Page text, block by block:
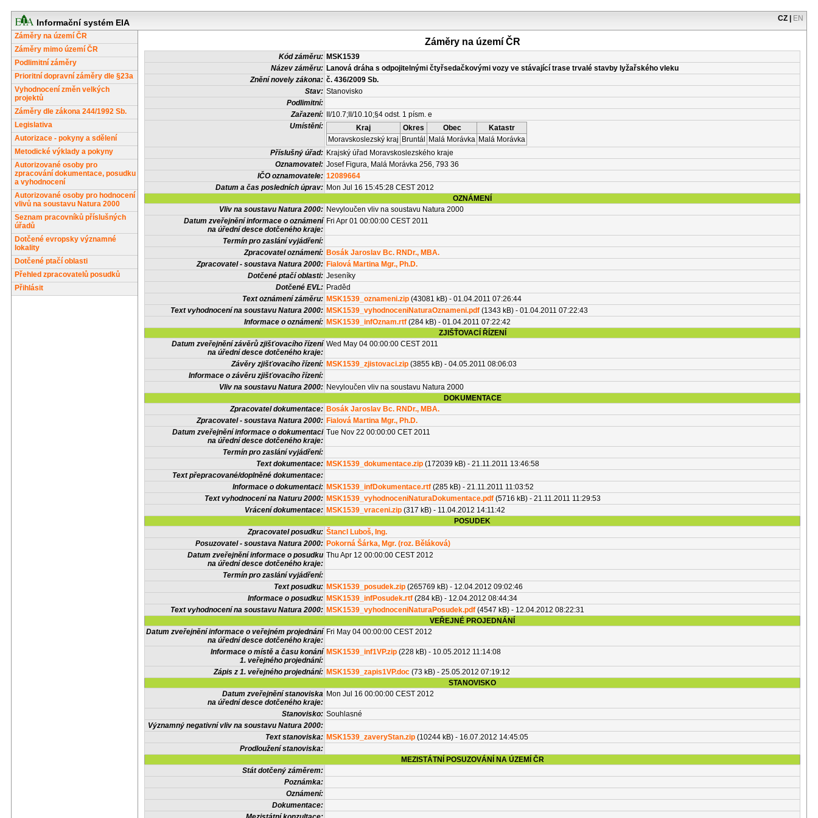
Informační systém EIA CZ EN
Záměry na území ČR
Záměry mimo území ČR
Podlimitní záměry
Prioritní dopravní záměry dle §23a
Vyhodnocení změn velkých
projektů
Záměry dle zákona 244/1992 Sb.
Legislativa
Autorizace - pokyny a sdělení
Metodické výklady a pokyny
Autorizované osoby pro
zpracování dokumentace, posudku
a vyhodnocení
Autorizované osoby pro hodnocení
vlivů na soustavu Natura 2000
Seznam pracovníků příslušných
úřadů
Dotčené evropsky významné
lokality
Dotčené ptačí oblasti
Přehled zpracovatelů posudků
Přihlásit
Záměry na území ČR
Kód záměru: MSK1539
Název záměru: Lanová dráha s odpojitelnými čtyřsedačkovými vozy ve stávající trase trvalé stavby lyžařského vleku
Znění novely zákona: č. 436/2009 Sb.
Stav: Stanovisko
Podlimitní:
Zařazení:
II/10.7;II/10.10;§4 odst. 1 písm. e
Umístění:
Kraj Okres Obec
Katastr
Moravskoslezský kraj Bruntál Malá Morávka Malá Morávka
Příslušný úřad: Krajský úřad Moravskoslezského kraje
Oznamovatel: Josef Figura, Malá Morávka 256, 793 36
IČO oznamovatele: 12089664
Datum a čas posledních úprav: Mon Jul 16 15:45:28 CEST 2012
OZNÁMENÍ
Vliv na soustavu Natura 2000: Nevyloučen vliv na soustavu Natura 2000
Datum zveřejnění informace o oznámení
na úřední desce dotčeného kraje:
Fri Apr 01 00:00:00 CEST 2011
Termín pro zaslání vyjádření:
Zpracovatel oznámení: Bosák Jaroslav Bc. RNDr., MBA.
Zpracovatel - soustava Natura 2000: Fialová Martina Mgr., Ph.D.
Dotčené ptačí oblasti: Jeseníky
Dotčené EVL: Praděd
Text oznámení záměru: MSK1539_oznameni.zip (43081 kB) - 01.04.2011 07:26:44
Text vyhodnocení na soustavu Natura 2000: MSK1539_vyhodnoceniNaturaOznameni.pdf (1343 kB) - 01.04.2011 07:22:43
Informace o oznámení: MSK1539_infOznam.rtf (284 kB) - 01.04.2011 07:22:42
ZJIŠŤOVACÍ ŘÍZENÍ
Datum zveřejnění závěrů zjišťovacího řízení
na úřední desce dotčeného kraje:
Wed May 04 00:00:00 CEST 2011
Závěry zjišťovacího řízení: MSK1539_zjistovaci.zip (3855 kB) - 04.05.2011 08:06:03
Informace o závěru zjišťovacího řízení:
Vliv na soustavu Natura 2000: Nevyloučen vliv na soustavu Natura 2000
DOKUMENTACE
Zpracovatel dokumentace: Bosák Jaroslav Bc. RNDr., MBA.
Zpracovatel - soustava Natura 2000: Fialová Martina Mgr., Ph.D.
Datum zveřejnění informace o dokumentaci
na úřední desce dotčeného kraje:
Tue Nov 22 00:00:00 CET 2011
Termín pro zaslání vyjádření:
Text dokumentace: MSK1539_dokumentace.zip (172039 kB) - 21.11.2011 13:46:58
Text přepracované/doplněné dokumentace:
Informace o dokumentaci: MSK1539_infDokumentace.rtf (285 kB) - 21.11.2011 11:03:52
Text vyhodnocení na Naturu 2000: MSK1539_vyhodnoceniNaturaDokumentace.pdf (5716 kB) - 21.11.2011 11:29:53
Vrácení dokumentace: MSK1539_vraceni.zip (317 kB) - 11.04.2012 14:11:42
POSUDEK
Zpracovatel posudku: Štancl Luboš, Ing.
Posuzovatel - soustava Natura 2000: Pokorná Šárka, Mgr. (roz. Běláková)
Datum zveřejnění informace o posudku
na úřední desce dotčeného kraje:
Thu Apr 12 00:00:00 CEST 2012
Termín pro zaslání vyjádření:
Text posudku: MSK1539_posudek.zip (265769 kB) - 12.04.2012 09:02:46
Informace o posudku: MSK1539_infPosudek.rtf (284 kB) - 12.04.2012 08:44:34
Text vyhodnocení na soustavu Natura 2000: MSK1539_vyhodnoceniNaturaPosudek.pdf (4547 kB) - 12.04.2012 08:22:31
VEŘEJNÉ PROJEDNÁNÍ
Datum zveřejnění informace o veřejném projednání
na úřední desce dotčeného kraje:
Fri May 04 00:00:00 CEST 2012
Informace o místě a času konání
1. veřejného projednání:
MSK1539_inf1VP.zip (228 kB) - 10.05.2012 11:14:08
Zápis z 1. veřejného projednání: MSK1539_zapis1VP.doc (73 kB) - 25.05.2012 07:19:12
STANOVISKO
Datum zveřejnění stanoviska
na úřední desce dotčeného kraje:
Mon Jul 16 00:00:00 CEST 2012
Stanovisko: Souhlasné
Významný negativní vliv na soustavu Natura 2000:
Text stanoviska: MSK1539_zaveryStan.zip (10244 kB) - 16.07.2012 14:45:05
Prodloužení stanoviska:
MEZISTÁTNÍ POSUZOVÁNÍ NA ÚZEMÍ ČR
Stát dotčený záměrem:
Poznámka:
Oznámení:
Dokumentace: